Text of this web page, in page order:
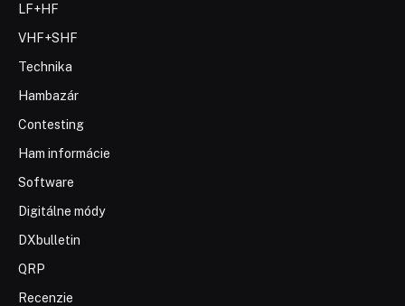
LF+HF
VHF+SHF
Technika
Hambazár
Contesting
Ham informácie
Software
Digitálne módy
DXbulletin
QRP
Recenzie